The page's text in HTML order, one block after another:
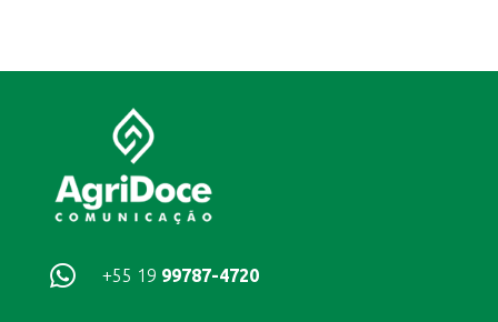
 +55 19 99787-4720